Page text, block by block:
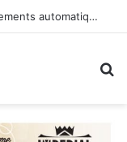
(Tribune libre) Suppression des avancements automatiques : l’assassinat programmé des carrières des agents publics